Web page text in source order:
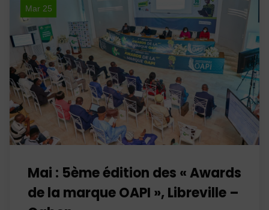
Mar 25
Mai : 5ème édition des « Awards
de la marque OAPI », Libreville –